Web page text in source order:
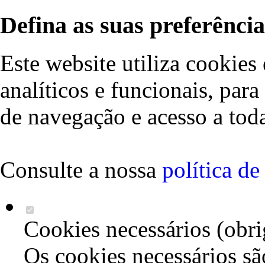
Defina as suas
Este website utiliza cookies
analíticos e funcionais,
de navegação e acesso a
Consulte a nossa política de
Cookies necessários
Os cookies necessários